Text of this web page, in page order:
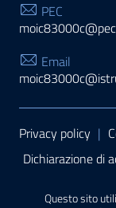
Questo sito
PEC
Email
Sezione
Privacy policy |
Dichiarazione di